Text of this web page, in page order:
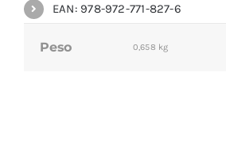
EAN: 978-972-771-827-6
Peso 0,658 kg